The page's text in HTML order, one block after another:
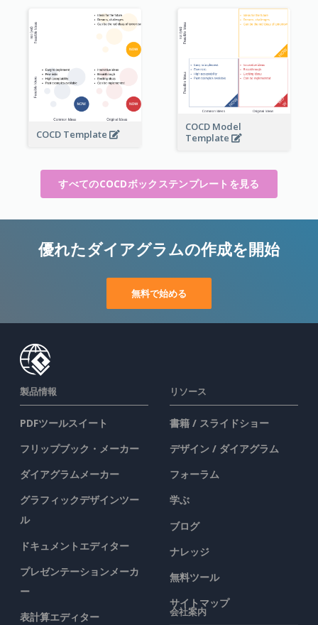
COCD Template
COCD Model
Template
すべてのCOCDボックステンプレートを見る
優れたダイアグラムの作成を開始
無料で始める
製品情報
PDFツールスイート
フリップブック・メーカー
ダイアグラムメーカー
グラフィックデザインツー
ル
ドキュメントエディター
プレゼンテーションメーカ
ー
表計算エディター
リソース
書籍 / スライドショー
デザイン / ダイアグラム
フォーラム
学ぶ
ブログ
ナレッジ
無料ツール
サイトマップ
会社案内